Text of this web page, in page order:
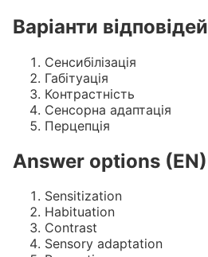
Варіанти відповідей
Сенсибілізація
Габітуація
Контрастність
Сенсорна адаптація
Перцепція
Answer options (EN)
Sensitization
Habituation
Contrast
Sensory adaptation